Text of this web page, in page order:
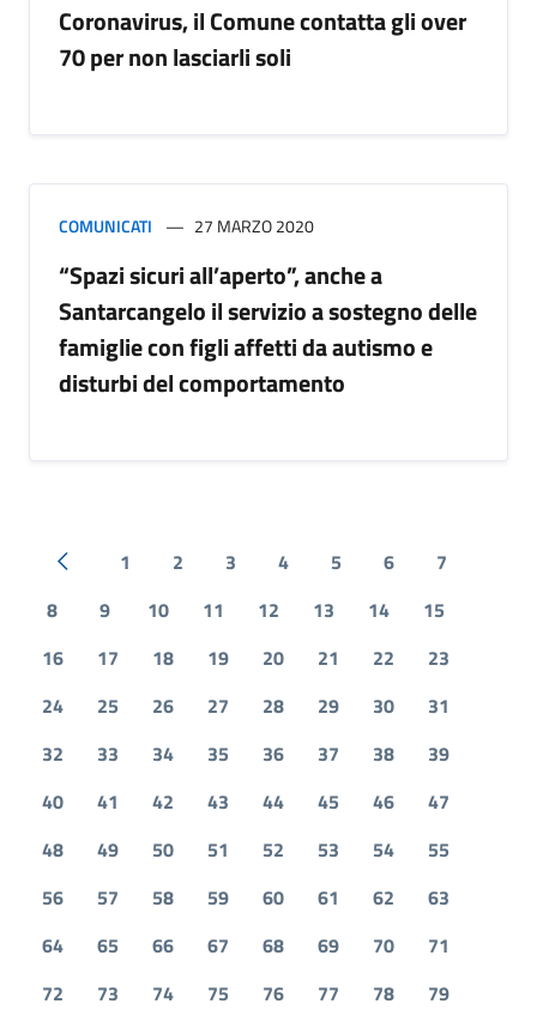
Coronavirus, il Comune contatta gli over
70 per non lasciarli soli
COMUNICATI 27 MARZO 2020
“Spazi sicuri all’aperto”, anche a
Santarcangelo il servizio a sostegno delle
famiglie con figli affetti da autismo e
disturbi del comportamento
Pagina precedente
1 2 3 4 5 6
7
8
9 10 11 12 13 14
15
16
17 18 19 20 21 22
23
24
25 26 27 28 29 30
31
32
33 34 35 36 37 38
39
40
41 42 43 44 45 46
47
48
49 50 51 52 53 54
55
56
57 58 59 60 61 62
63
64
65 66 67 68 69 70
71
72
73 74 75 76 77 78
79